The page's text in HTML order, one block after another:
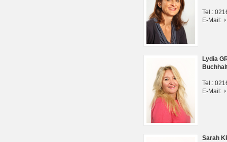
Tel.:
E-Mail:
Lydia
Tel.:
E-Mail:
Sarah